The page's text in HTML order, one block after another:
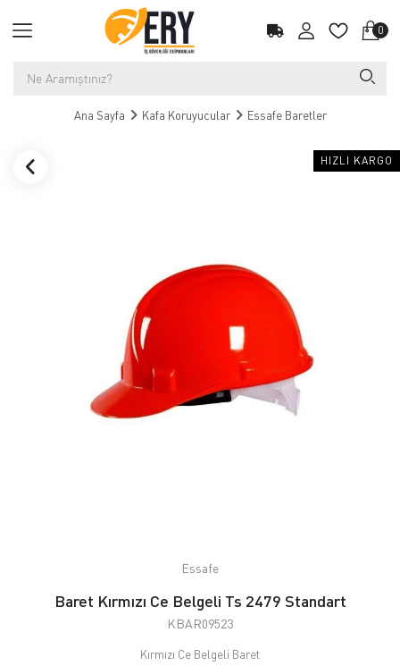
0
Ana Sayfa Kafa Koruyucular Essafe Baretler
HIZLI KARGO
Essafe
Baret Kırmızı Ce Belgeli Ts 2479 Standart
KBAR09523
Kırmızı Ce Belgeli Baret